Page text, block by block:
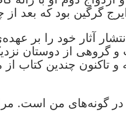
گرگین بود که بعد از
آثار خود را بر
و گروهی از دوستان
تاکنون چندین کتاب از
گونه‌های من است.